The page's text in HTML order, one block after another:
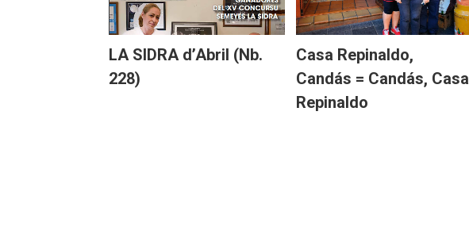
LA SIDRA d’Abril (Nb.
228)
Casa Repinaldo,
Candás = Candás, Casa
Repinaldo